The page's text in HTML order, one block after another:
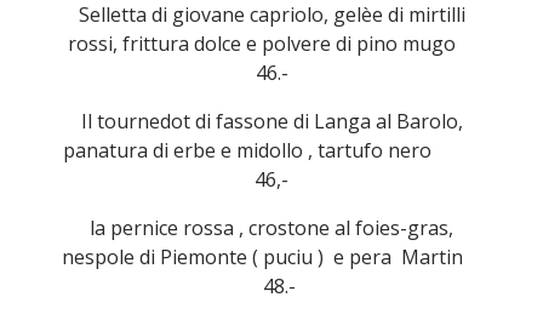
Selletta di giovane capriolo, gelèe di mirtilli
rossi, frittura dolce e polvere di pino mugo
46.-
Il tournedot di fassone di Langa al Barolo,
panatura di erbe e midollo , tartufo nero
46,-
la pernice rossa , crostone al foies-gras,
nespole di Piemonte ( puciu ) e pera Martin
48.-